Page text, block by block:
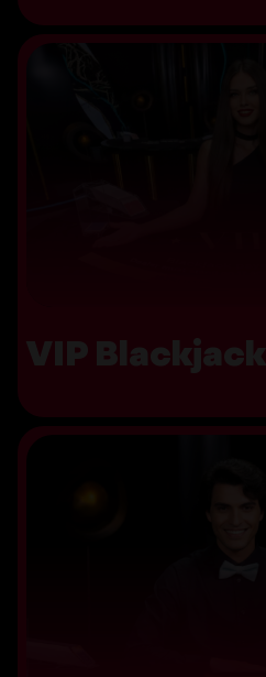
VIP Blackjack